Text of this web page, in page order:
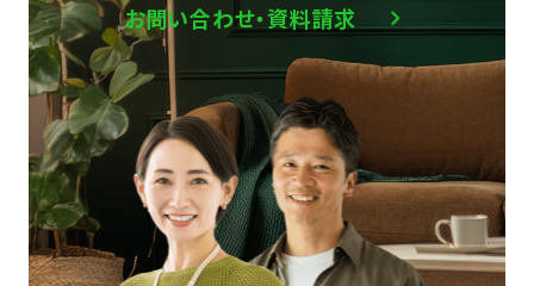
お問い合わせ・資料請求